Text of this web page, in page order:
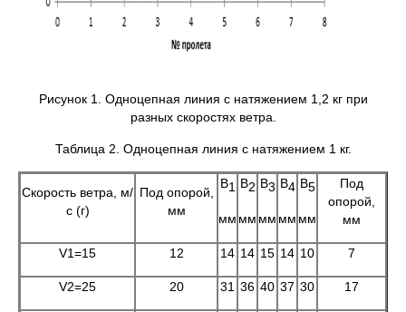
Рисунок 1. Одноцепная линия с натяжением 1,2 кг при
разных скоростях ветра.
Таблица 2. Одноцепная линия с натяжением 1 кг.
Скорость ветра, м/
с (г)
Под опорой,
мм
B1
мм
B2
мм
B3
мм
B4
мм
B5
мм
Под
опорой,
мм
V1=15 12 14 14 15 14 10 7
V2=25 20 31 36 40 37 30 17